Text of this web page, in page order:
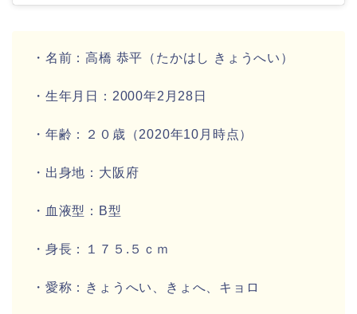
・名前：高橋 恭平 （たかはし きょうへい）
・生年月日： 2000年2月28日
・年齢： ２０歳 （2020年10月時点）
・出身地： 大阪府
・血液型： B型
・身長： １７５.５ｃｍ
・愛称： きょうへい、きょへ、キョロ